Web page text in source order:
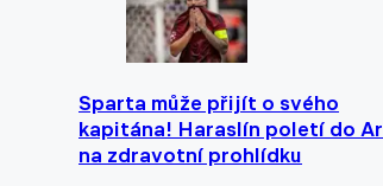
Sparta může přijít o svého
kapitána! Haraslín poletí do
na zdravotní prohlídku